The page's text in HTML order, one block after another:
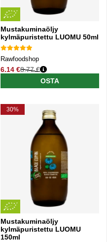
Mustakuminaöljy
kylmäpuristettu LUOMU 50ml
Rawfoodshop
6.14 €
Normaali hinta
8.77 €
OSTA
30%
Mustakuminaöljy
kylmäpuristettu LUOMU
150ml